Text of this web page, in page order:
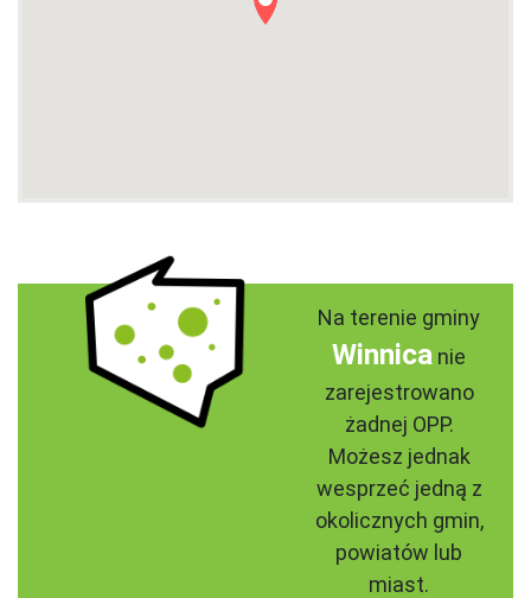
Na terenie gminy
Winnica nie
zarejestrowano
żadnej OPP.
Możesz jednak
wesprzeć jedną z
okolicznych gmin,
powiatów lub
miast.